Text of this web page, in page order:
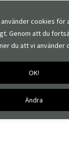
cookies för
Genom att du
du att vi använder
Ändra
OK!
Isay Konnie Top